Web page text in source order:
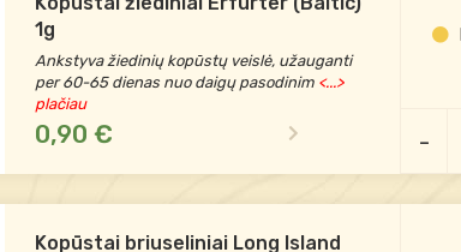
1g
Ankstyva žiedinių kopūstų veislė, užauganti
per 60-65 dienas nuo daigų pasodinim<...>
plačiau
0,90 € -
Kopūstai briuseliniai Long Island